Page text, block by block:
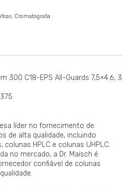
Cromatografia
300 C18-EPS All-Guards 7,5×4.6, 3
líder no fornecimento de
de alta qualidade, incluindo
HPLC e colunas UHPLC.
no mercado, a Dr. Maisch é
confiável de colunas